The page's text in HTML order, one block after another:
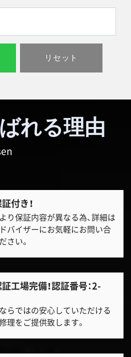
れる理由
付き！
り保証内容が異なる為、詳細は
バイザーにお気軽にお問い合
さい。
工場完備！認証番号：2-
らではの安心していただける
理をご提供致します。